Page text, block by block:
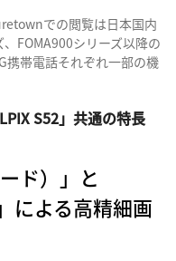
での閲覧は日本国内
FOMA900シリーズ以降の
携帯電話それぞれ一部の機
S52」共通の特長
ド）」と
による高精細画